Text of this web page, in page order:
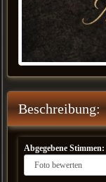
Beschreibung:
Abgegebene Stimmen: